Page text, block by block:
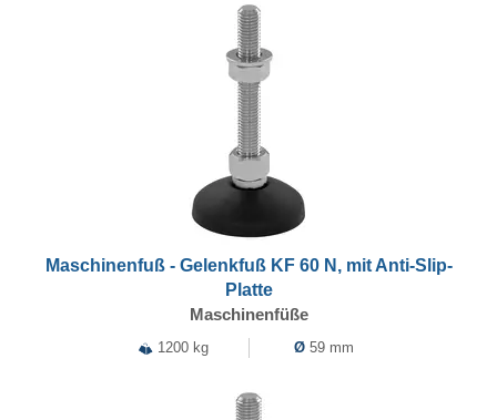
Maschinenfuß - Gelenkfuß KF 60 N, mit Anti-Slip-
Platte
Maschinenfüße
1200 kg Ø 59 mm